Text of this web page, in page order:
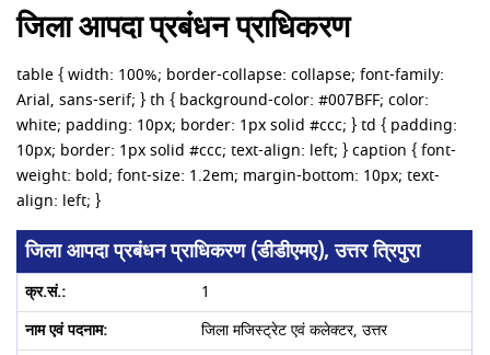
जिला आपदा प्रबंधन प्राधिकरण
table { width: 100%; border-collapse: collapse; font-family:
Arial, sans-serif; } th { background-color: #007BFF; color:
white; padding: 10px; border: 1px solid #ccc; } td { padding:
10px; border: 1px solid #ccc; text-align: left; } caption { font-
weight: bold; font-size: 1.2em; margin-bottom: 10px; text-
align: left; }
जिला आपदा प्रबंधन प्राधिकरण (डीडीएमए), उत्तर त्रिपुरा
1
जिला मजिस्ट्रेट एवं कलेक्टर, उत्तर